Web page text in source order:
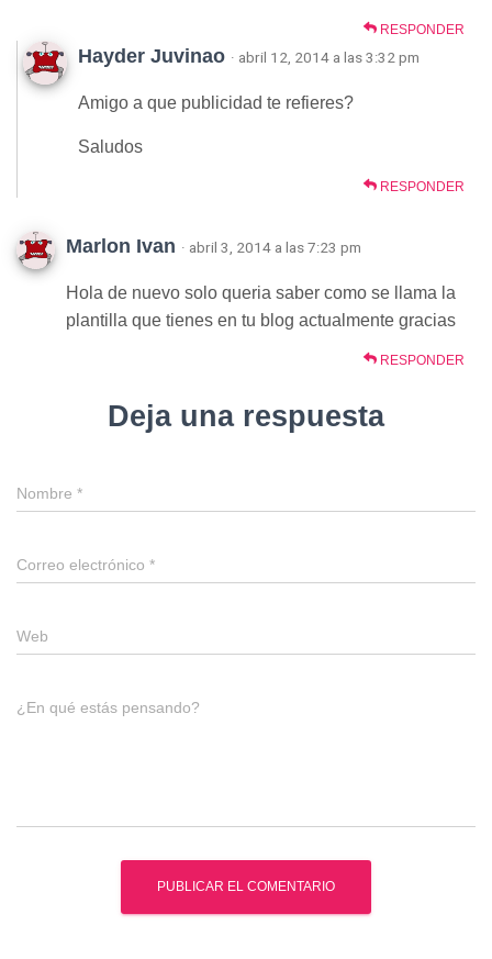
RESPONDER
Hayder Juvinao · abril 12, 2014 a las 3:32 pm
Amigo a que publicidad te refieres?
Saludos
RESPONDER
Marlon Ivan · abril 3, 2014 a las 7:23 pm
Hola de nuevo solo queria saber como se llama la
plantilla que tienes en tu blog actualmente gracias
RESPONDER
Deja una respuesta
Nombre *
Correo electrónico *
Web
¿En qué estás pensando?